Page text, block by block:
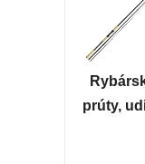
prúty,